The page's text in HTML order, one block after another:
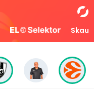
Skaut